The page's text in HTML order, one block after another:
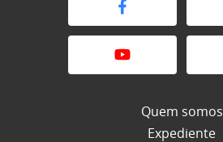
Quem somos
Expediente